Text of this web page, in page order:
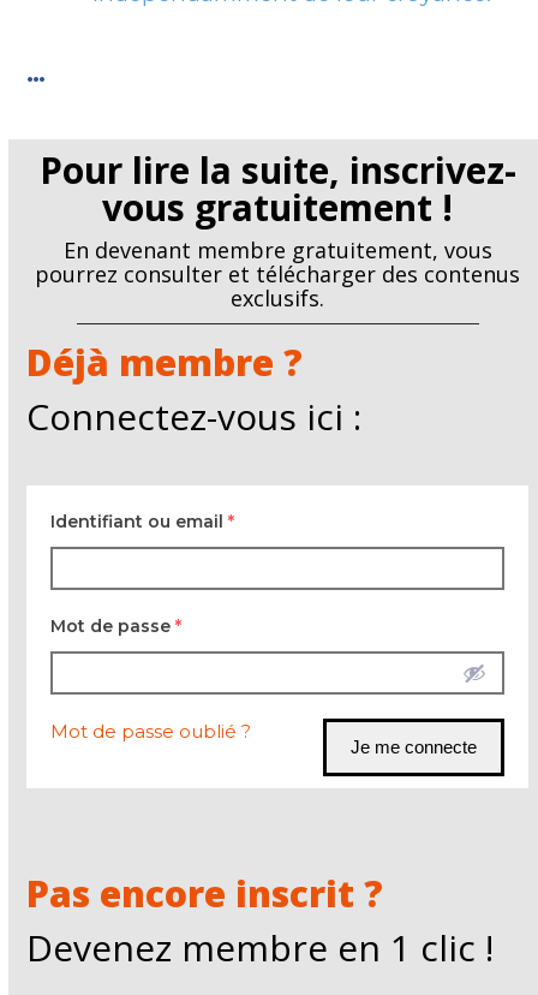
…
Pour lire la suite, inscrivez-
vous gratuitement !
En devenant membre gratuitement, vous
pourrez consulter et télécharger des contenus
exclusifs.
Déjà membre ?
Connectez-vous ici :
Identifiant ou email*
Mot de passe*
Mot de passe oublié ?
Pas encore inscrit ?
Devenez membre en 1 clic !